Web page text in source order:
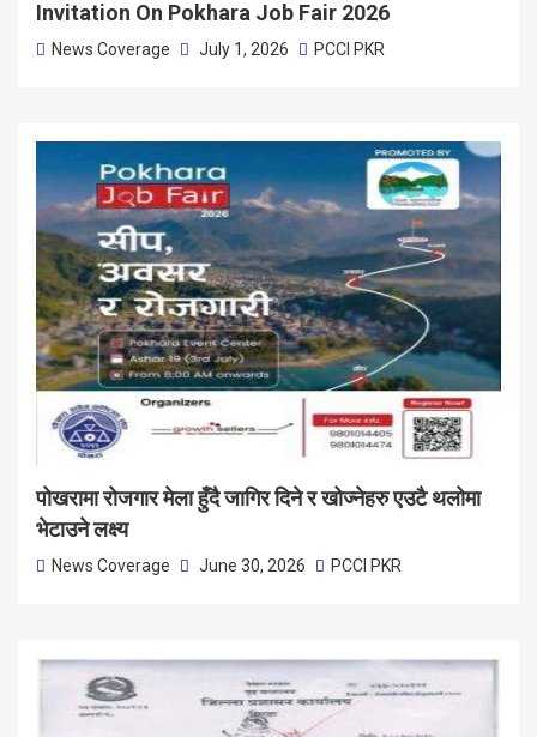
Invitation On Pokhara Job Fair 2026
News Coverage July 1, 2026 PCCI PKR
पोखरामा रोजगार मेला हुँदै जागिर दिने र खोज्नेहरु एउटै थलोमा
भेटाउने लक्ष्य
News Coverage June 30, 2026 PCCI PKR